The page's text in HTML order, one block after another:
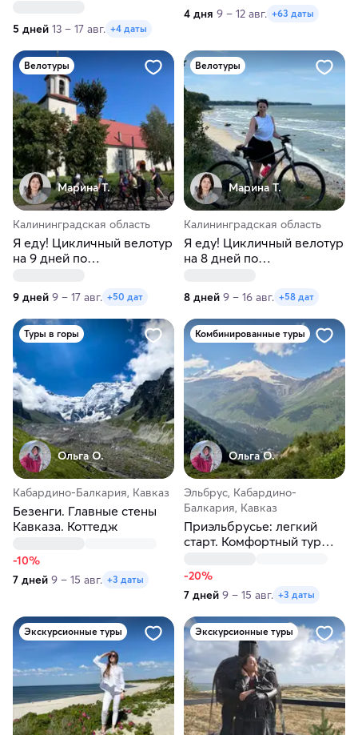
5 дней 13 – 17 авг. +4 даты
4 дня 9 – 12 авг. +63 даты
Велотуры
Марина Т.
Калининградская область
Я еду! Цикличный велотур
на 9 дней по
9 дней 9 – 17 авг. +50 дат
Велотуры
Марина Т.
Калининградская область
Я еду! Цикличный велотур
на 8 дней по
8 дней 9 – 16 авг. +58 дат
Туры в горы
Ольга О.
Кабардино-Балкария, Кавказ
Безенги. Главные стены
Кавказа. Коттедж
-10%
7 дней 9 – 15 авг. +3 даты
Комбинированные туры
Ольга О.
Эльбрус, Кабардино-
Балкария, Кавказ
Приэльбрусье: легкий
старт. Комфортный тур
-20%
7 дней 9 – 15 авг. +3 даты
Экскурсионные туры Экскурсионные туры